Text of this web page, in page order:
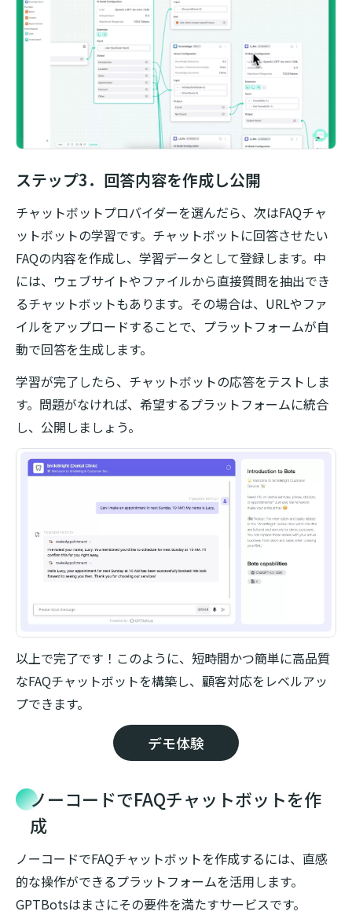
ステップ3．回答内容を作成し公開
チャットボットプロバイダーを選んだら、次はFAQチャ
ットボットの学習です。チャットボットに回答させたい
FAQの内容を作成し、学習データとして登録します。中
には、ウェブサイトやファイルから直接質問を抽出でき
るチャットボットもあります。その場合は、URLやファ
イルをアップロードすることで、プラットフォームが自
動で回答を生成します。
学習が完了したら、チャットボットの応答をテストしま
す。問題がなければ、希望するプラットフォームに統合
し、公開しましょう。
以上で完了です！このように、短時間かつ簡単に高品質
なFAQチャットボットを構築し、顧客対応をレベルアッ
プできます。
デモ体験
ノーコードでFAQチャットボットを作
成
ノーコードでFAQチャットボットを作成するには、直感
的な操作ができるプラットフォームを活用します。
GPTBotsはまさにその要件を満たすサービスです。